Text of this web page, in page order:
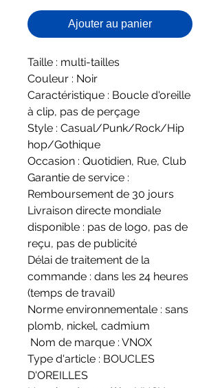
Ajouter au panier
Taille : multi-tailles
Couleur : Noir
Caractéristique : Boucle d'oreille
à clip, pas de perçage
Style : Casual/Punk/Rock/Hip
hop/Gothique
Occasion : Quotidien, Rue, Club
Garantie de service :
Remboursement de 30 jours
Livraison directe mondiale
disponible : pas de logo, pas de
reçu, pas de publicité
Délai de traitement de la
commande : dans les 24 heures
(temps de travail)
Norme environnementale : sans
plomb, nickel, cadmium
Nom de marque : VNOX
Type d'article : BOUCLES
D'OREILLES